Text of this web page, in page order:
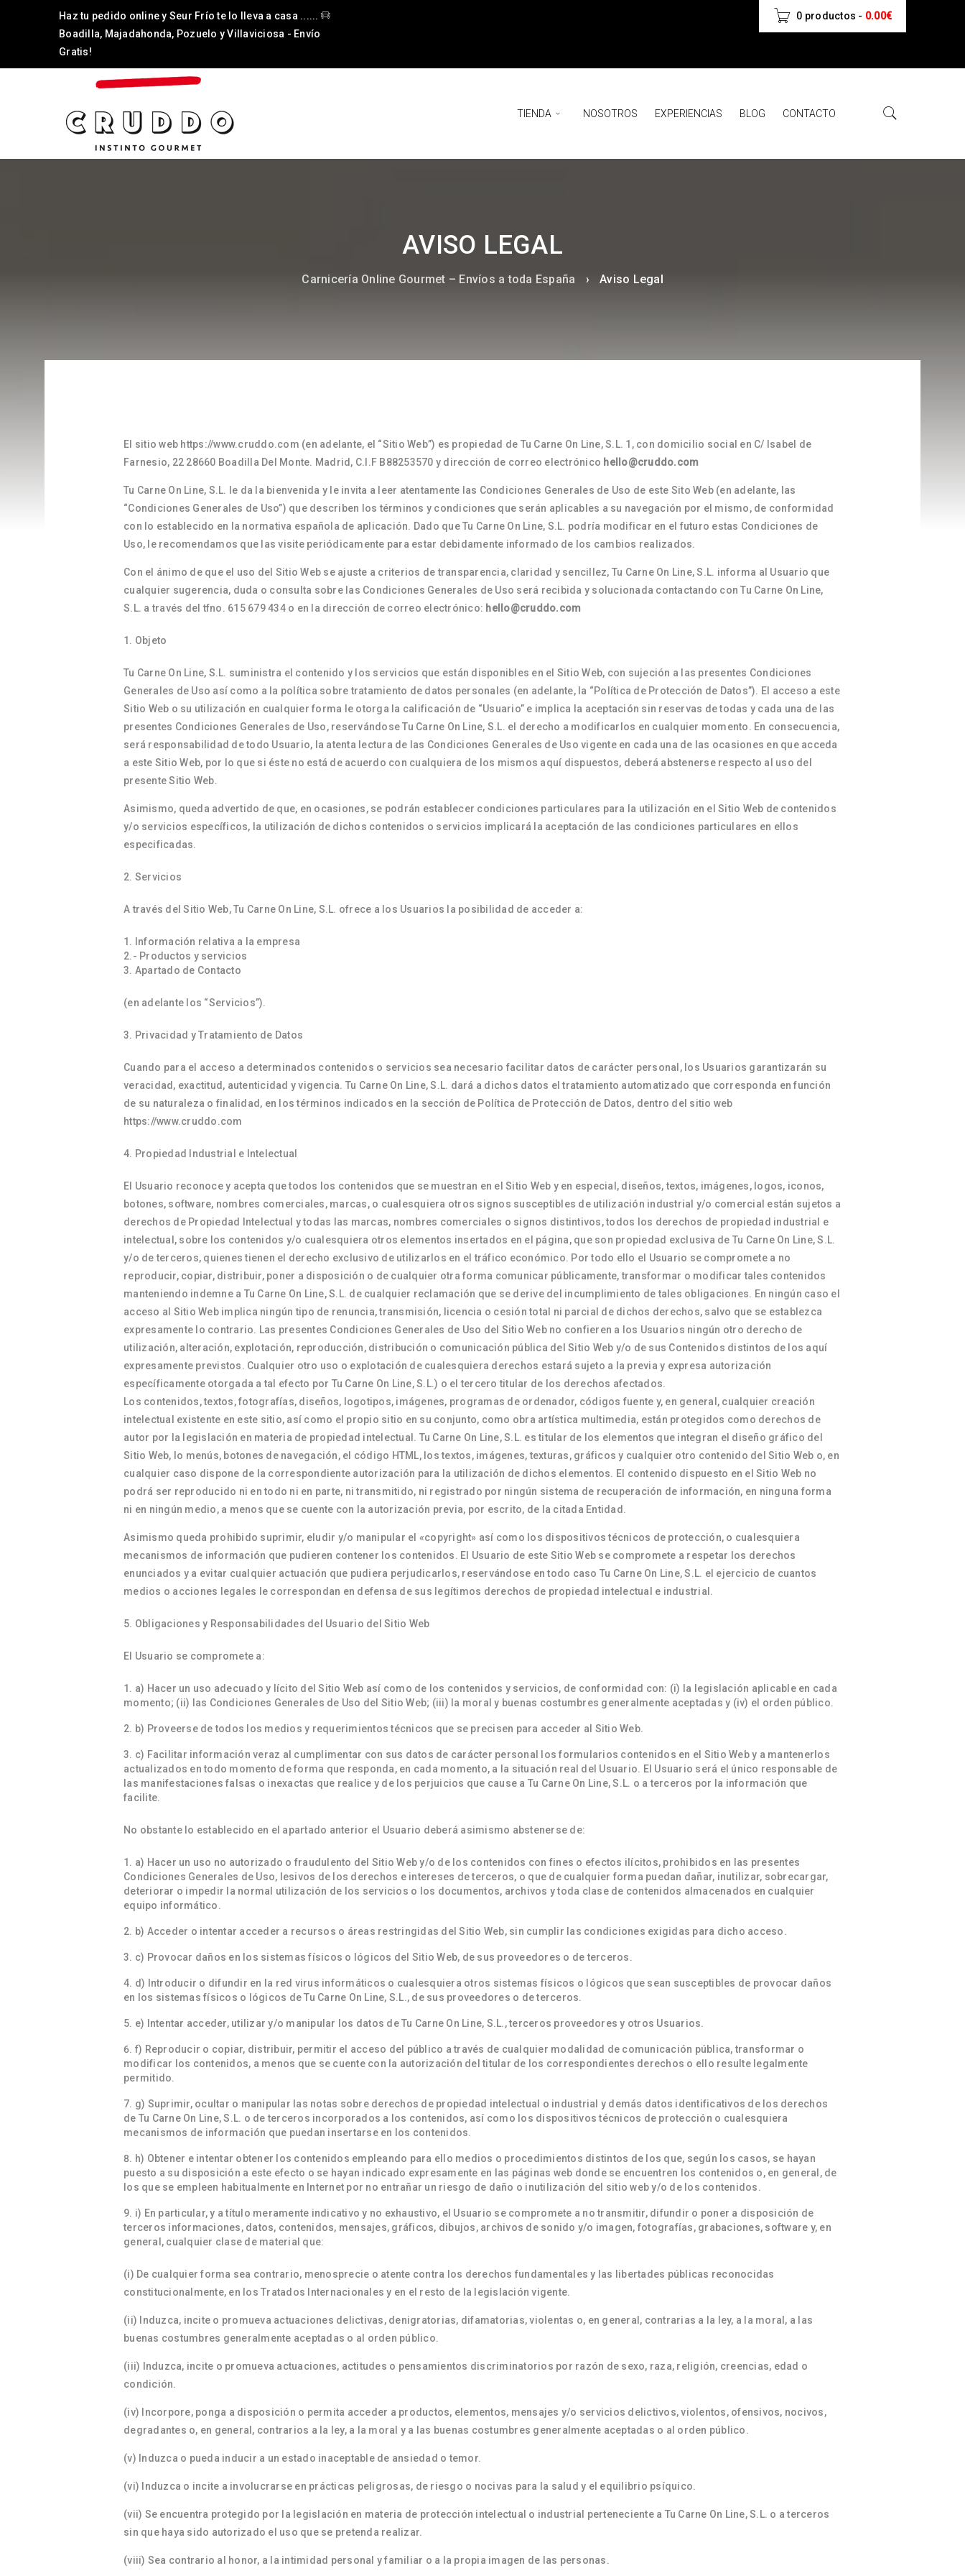
Haz tu pedido online y Seur Frío te lo lleva a casa ......
Boadilla, Majadahonda, Pozuelo y Villaviciosa - Envío
Gratis!
0 productos - 0.00€
TIENDA NOSOTROS EXPERIENCIAS BLOG CONTACTO
AVISO LEGAL
Carnicería Online Gourmet – Envíos a toda España › Aviso Legal
El sitio web https://www.cruddo.com (en adelante, el “Sitio Web”) es propiedad de Tu Carne On Line, S.L. 1, con domicilio social en C/ Isabel de
Farnesio, 22 28660 Boadilla Del Monte. Madrid, C.I.F B88253570 y dirección de correo electrónico hello@cruddo.com
Tu Carne On Line, S.L. le da la bienvenida y le invita a leer atentamente las Condiciones Generales de Uso de este Sito Web (en adelante, las
“Condiciones Generales de Uso”) que describen los términos y condiciones que serán aplicables a su navegación por el mismo, de conformidad
con lo establecido en la normativa española de aplicación. Dado que Tu Carne On Line, S.L. podría modificar en el futuro estas Condiciones de
Uso, le recomendamos que las visite periódicamente para estar debidamente informado de los cambios realizados.
Con el ánimo de que el uso del Sitio Web se ajuste a criterios de transparencia, claridad y sencillez, Tu Carne On Line, S.L. informa al Usuario que
cualquier sugerencia, duda o consulta sobre las Condiciones Generales de Uso será recibida y solucionada contactando con Tu Carne On Line,
S.L. a través del tfno. 615 679 434 o en la dirección de correo electrónico: hello@cruddo.com
Objeto
Tu Carne On Line, S.L. suministra el contenido y los servicios que están disponibles en el Sitio Web, con sujeción a las presentes Condiciones
Generales de Uso así como a la política sobre tratamiento de datos personales (en adelante, la “Política de Protección de Datos”). El acceso a este
Sitio Web o su utilización en cualquier forma le otorga la calificación de “Usuario” e implica la aceptación sin reservas de todas y cada una de las
presentes Condiciones Generales de Uso, reservándose Tu Carne On Line, S.L. el derecho a modificarlos en cualquier momento. En consecuencia,
será responsabilidad de todo Usuario, la atenta lectura de las Condiciones Generales de Uso vigente en cada una de las ocasiones en que acceda
a este Sitio Web, por lo que si éste no está de acuerdo con cualquiera de los mismos aquí dispuestos, deberá abstenerse respecto al uso del
presente Sitio Web.
Asimismo, queda advertido de que, en ocasiones, se podrán establecer condiciones particulares para la utilización en el Sitio Web de contenidos
y/o servicios específicos, la utilización de dichos contenidos o servicios implicará la aceptación de las condiciones particulares en ellos
especificadas.
Servicios
A través del Sitio Web, Tu Carne On Line, S.L. ofrece a los Usuarios la posibilidad de acceder a:
Información relativa a la empresa
2.- Productos y servicios
3. Apartado de Contacto
(en adelante los “Servicios”).
Privacidad y Tratamiento de Datos
Cuando para el acceso a determinados contenidos o servicios sea necesario facilitar datos de carácter personal, los Usuarios garantizarán su
veracidad, exactitud, autenticidad y vigencia. Tu Carne On Line, S.L. dará a dichos datos el tratamiento automatizado que corresponda en función
de su naturaleza o finalidad, en los términos indicados en la sección de Política de Protección de Datos, dentro del sitio web
https://www.cruddo.com
Propiedad Industrial e Intelectual
El Usuario reconoce y acepta que todos los contenidos que se muestran en el Sitio Web y en especial, diseños, textos, imágenes, logos, iconos,
botones, software, nombres comerciales, marcas, o cualesquiera otros signos susceptibles de utilización industrial y/o comercial están sujetos a
derechos de Propiedad Intelectual y todas las marcas, nombres comerciales o signos distintivos, todos los derechos de propiedad industrial e
intelectual, sobre los contenidos y/o cualesquiera otros elementos insertados en el página, que son propiedad exclusiva de Tu Carne On Line, S.L.
y/o de terceros, quienes tienen el derecho exclusivo de utilizarlos en el tráfico económico. Por todo ello el Usuario se compromete a no
reproducir, copiar, distribuir, poner a disposición o de cualquier otra forma comunicar públicamente, transformar o modificar tales contenidos
manteniendo indemne a Tu Carne On Line, S.L. de cualquier reclamación que se derive del incumplimiento de tales obligaciones. En ningún caso el
acceso al Sitio Web implica ningún tipo de renuncia, transmisión, licencia o cesión total ni parcial de dichos derechos, salvo que se establezca
expresamente lo contrario. Las presentes Condiciones Generales de Uso del Sitio Web no confieren a los Usuarios ningún otro derecho de
utilización, alteración, explotación, reproducción, distribución o comunicación pública del Sitio Web y/o de sus Contenidos distintos de los aquí
expresamente previstos. Cualquier otro uso o explotación de cualesquiera derechos estará sujeto a la previa y expresa autorización
específicamente otorgada a tal efecto por Tu Carne On Line, S.L.) o el tercero titular de los derechos afectados.
Los contenidos, textos, fotografías, diseños, logotipos, imágenes, programas de ordenador, códigos fuente y, en general, cualquier creación
intelectual existente en este sitio, así como el propio sitio en su conjunto, como obra artística multimedia, están protegidos como derechos de
autor por la legislación en materia de propiedad intelectual. Tu Carne On Line, S.L. es titular de los elementos que integran el diseño gráfico del
Sitio Web, lo menús, botones de navegación, el código HTML, los textos, imágenes, texturas, gráficos y cualquier otro contenido del Sitio Web o, en
cualquier caso dispone de la correspondiente autorización para la utilización de dichos elementos. El contenido dispuesto en el Sitio Web no
podrá ser reproducido ni en todo ni en parte, ni transmitido, ni registrado por ningún sistema de recuperación de información, en ninguna forma
ni en ningún medio, a menos que se cuente con la autorización previa, por escrito, de la citada Entidad.
Asimismo queda prohibido suprimir, eludir y/o manipular el «copyright» así como los dispositivos técnicos de protección, o cualesquiera
mecanismos de información que pudieren contener los contenidos. El Usuario de este Sitio Web se compromete a respetar los derechos
enunciados y a evitar cualquier actuación que pudiera perjudicarlos, reservándose en todo caso Tu Carne On Line, S.L. el ejercicio de cuantos
medios o acciones legales le correspondan en defensa de sus legítimos derechos de propiedad intelectual e industrial.
Obligaciones y Responsabilidades del Usuario del Sitio Web
El Usuario se compromete a:
a) Hacer un uso adecuado y lícito del Sitio Web así como de los contenidos y servicios, de conformidad con: (i) la legislación aplicable en cada
momento; (ii) las Condiciones Generales de Uso del Sitio Web; (iii) la moral y buenas costumbres generalmente aceptadas y (iv) el orden público.
b) Proveerse de todos los medios y requerimientos técnicos que se precisen para acceder al Sitio Web.
c) Facilitar información veraz al cumplimentar con sus datos de carácter personal los formularios contenidos en el Sitio Web y a mantenerlos
actualizados en todo momento de forma que responda, en cada momento, a la situación real del Usuario. El Usuario será el único responsable de
las manifestaciones falsas o inexactas que realice y de los perjuicios que cause a Tu Carne On Line, S.L. o a terceros por la información que
facilite.
No obstante lo establecido en el apartado anterior el Usuario deberá asimismo abstenerse de:
a) Hacer un uso no autorizado o fraudulento del Sitio Web y/o de los contenidos con fines o efectos ilícitos, prohibidos en las presentes
Condiciones Generales de Uso, lesivos de los derechos e intereses de terceros, o que de cualquier forma puedan dañar, inutilizar, sobrecargar,
deteriorar o impedir la normal utilización de los servicios o los documentos, archivos y toda clase de contenidos almacenados en cualquier
equipo informático.
b) Acceder o intentar acceder a recursos o áreas restringidas del Sitio Web, sin cumplir las condiciones exigidas para dicho acceso.
c) Provocar daños en los sistemas físicos o lógicos del Sitio Web, de sus proveedores o de terceros.
d) Introducir o difundir en la red virus informáticos o cualesquiera otros sistemas físicos o lógicos que sean susceptibles de provocar daños
en los sistemas físicos o lógicos de Tu Carne On Line, S.L., de sus proveedores o de terceros.
e) Intentar acceder, utilizar y/o manipular los datos de Tu Carne On Line, S.L., terceros proveedores y otros Usuarios.
f) Reproducir o copiar, distribuir, permitir el acceso del público a través de cualquier modalidad de comunicación pública, transformar o
modificar los contenidos, a menos que se cuente con la autorización del titular de los correspondientes derechos o ello resulte legalmente
permitido.
g) Suprimir, ocultar o manipular las notas sobre derechos de propiedad intelectual o industrial y demás datos identificativos de los derechos
de Tu Carne On Line, S.L. o de terceros incorporados a los contenidos, así como los dispositivos técnicos de protección o cualesquiera
mecanismos de información que puedan insertarse en los contenidos.
h) Obtener e intentar obtener los contenidos empleando para ello medios o procedimientos distintos de los que, según los casos, se hayan
puesto a su disposición a este efecto o se hayan indicado expresamente en las páginas web donde se encuentren los contenidos o, en general, de
los que se empleen habitualmente en Internet por no entrañar un riesgo de daño o inutilización del sitio web y/o de los contenidos.
i) En particular, y a título meramente indicativo y no exhaustivo, el Usuario se compromete a no transmitir, difundir o poner a disposición de
terceros informaciones, datos, contenidos, mensajes, gráficos, dibujos, archivos de sonido y/o imagen, fotografías, grabaciones, software y, en
general, cualquier clase de material que:
(i) De cualquier forma sea contrario, menosprecie o atente contra los derechos fundamentales y las libertades públicas reconocidas
constitucionalmente, en los Tratados Internacionales y en el resto de la legislación vigente.
(ii) Induzca, incite o promueva actuaciones delictivas, denigratorias, difamatorias, violentas o, en general, contrarias a la ley, a la moral, a las
buenas costumbres generalmente aceptadas o al orden público.
(iii) Induzca, incite o promueva actuaciones, actitudes o pensamientos discriminatorios por razón de sexo, raza, religión, creencias, edad o
condición.
(iv) Incorpore, ponga a disposición o permita acceder a productos, elementos, mensajes y/o servicios delictivos, violentos, ofensivos, nocivos,
degradantes o, en general, contrarios a la ley, a la moral y a las buenas costumbres generalmente aceptadas o al orden público.
(v) Induzca o pueda inducir a un estado inaceptable de ansiedad o temor.
(vi) Induzca o incite a involucrarse en prácticas peligrosas, de riesgo o nocivas para la salud y el equilibrio psíquico.
(vii) Se encuentra protegido por la legislación en materia de protección intelectual o industrial perteneciente a Tu Carne On Line, S.L. o a terceros
sin que haya sido autorizado el uso que se pretenda realizar.
(viii) Sea contrario al honor, a la intimidad personal y familiar o a la propia imagen de las personas.